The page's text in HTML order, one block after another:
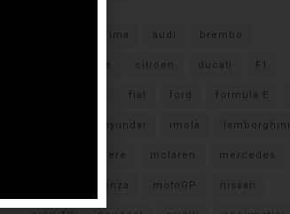
anteprima audi brembo
caratteristiche citroen ducati F1
fiat ford formula E
hyundai imola lamborghini
libere mclaren mercedes
monza motoGP nissan